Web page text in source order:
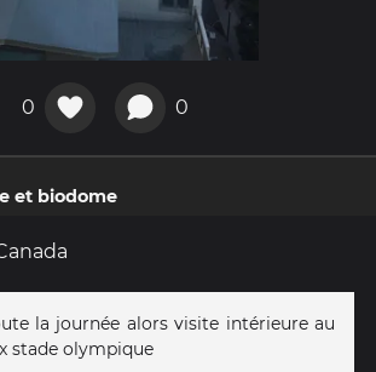
0 0
et biodome
la journée alors visite intérieure au
stade olympique